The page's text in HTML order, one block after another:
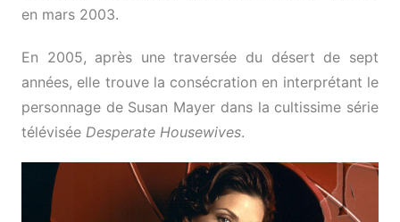
en mars 2003.
En 2005, après une traversée du désert de sept
années, elle trouve la consécration en interprétant le
personnage de Susan Mayer dans la cultissime série
télévisée Desperate Housewives.